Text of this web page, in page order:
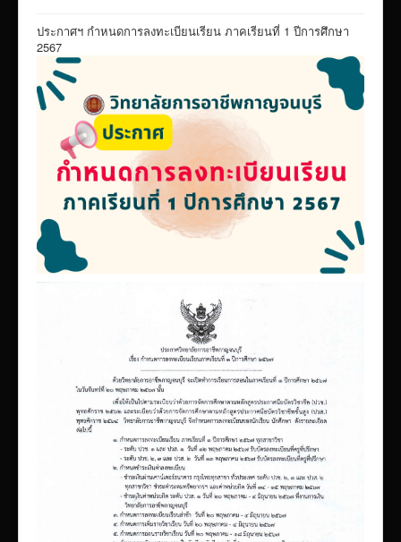
ID-PLAN
พัสดุ/จัดซื่อจัดจ้าง
Link รวมระบบรายงานข้อมูลต่าง ๆ
ติดต่อวิทยาลัย
แบบประเมินครูผู้สอน
ห้องสมุดอิเล็กทรอนิกส์
ศูนย์ซ่อมสร้างเพื่อชุมชน FixitCenter
รวม Link หน้าเว็บ QRCode
ร้องเรียน/ร้องทุกข์/สอบถามรายละเอียด
เผยแพร่ผลงานวิชาการ
ข้อมูลเปิดเผยต่อสาธารณะ ita 2569
ประกาศฯ กำหนดการลงทะเบียนเรียน ภาคเรียนที่ 1 ปีการศึกษา
2567